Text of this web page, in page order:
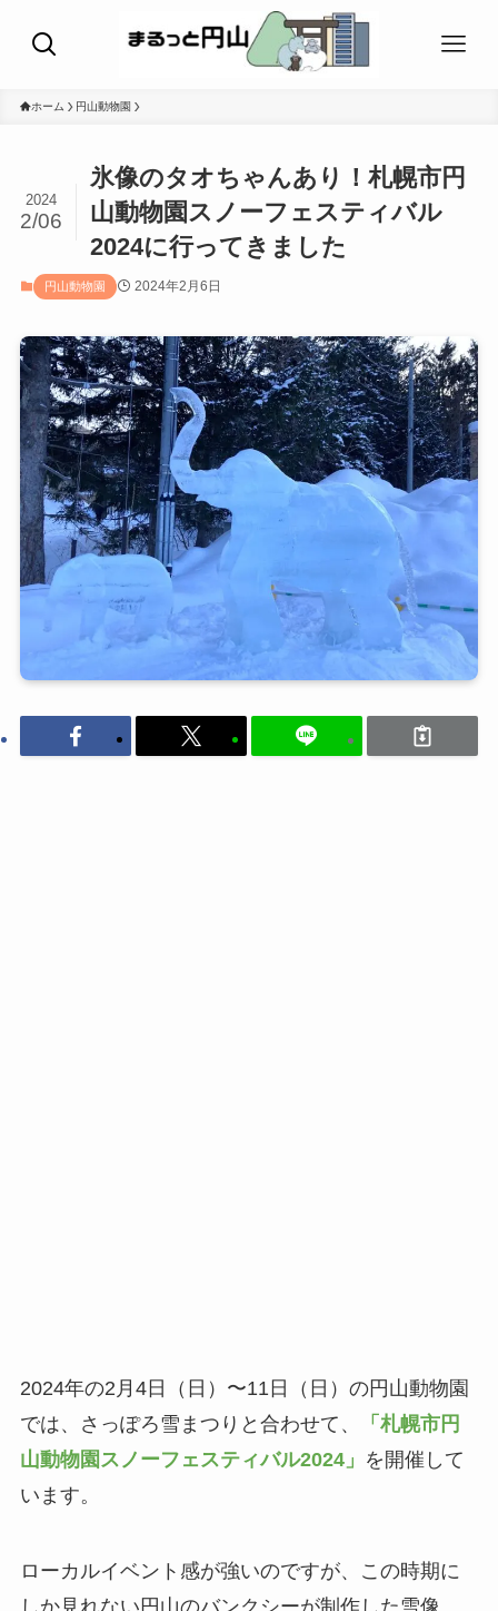
ホーム 円山動物園
氷像のタオちゃんあり！札幌市円
山動物園スノーフェスティバル
2024に行ってきました
2024
2/06
円山動物園 2024年2月6日
2024年の2月4日（日）〜11日（日）の円山動物園
では、さっぽろ雪まつりと合わせて、
「札幌市円
山動物園スノーフェスティバル2024」 を開催して
います。
ローカルイベント感が強いのですが、この時期に
しか見れない円山のバンクシーが制作した雪像